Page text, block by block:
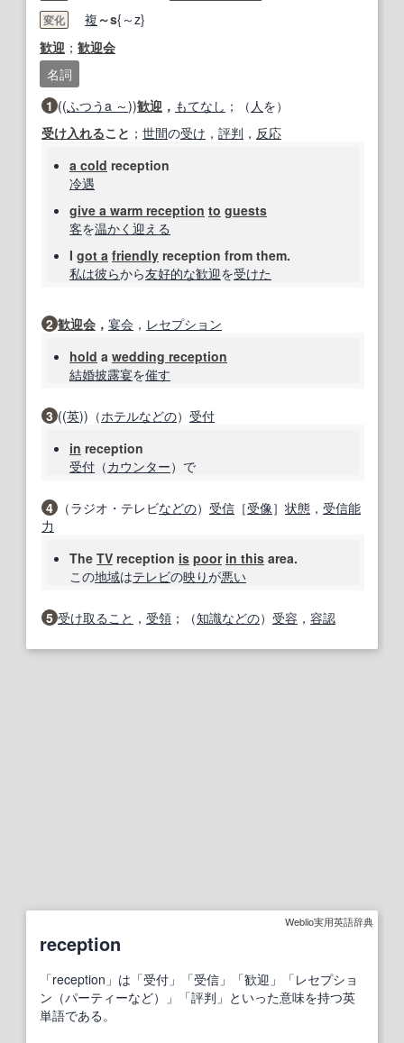
変化 複 ～s{～z}
歓迎 ； 歓迎会
名詞
1 ((ふつうa ～))歓迎 ， もてなし ；（ 人を）
受け入れること ； 世間の受け ， 評判 ， 反応
a cold reception
冷遇
give a warm reception to guests
客を温かく迎える
I got a friendly reception from them.
私は彼らから友好的な歓迎を受けた
2 歓迎会 ， 宴会 ， レセプション
hold a wedding reception
結婚披露宴を催す
3 ((英))（ホテルなどの） 受付
in reception
受付 （カウンター）で
4 （ラジオ・テレビなどの） 受信 ［受像］ 状態 ， 受信能
力
The TV reception is poor in this area.
この地域はテレビの映りが悪い
5 受け取ること ， 受領 ；（知識などの） 受容 ， 容認
Weblio実用英語辞典
reception
「reception」は「受付」「受信」「歓迎」「レセプショ
ン（パーティーなど）」「評判」といった意味を持つ英
単語である。